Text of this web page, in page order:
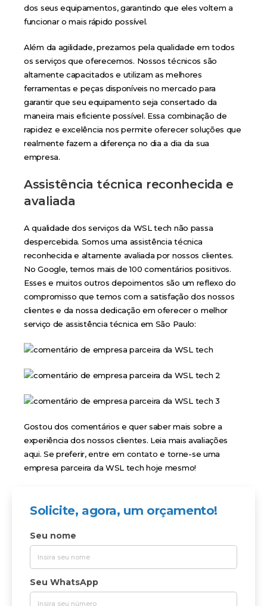
dos seus equipamentos, garantindo que eles voltem a
funcionar o mais rápido possível.
Além da agilidade, prezamos pela qualidade em todos
os serviços que oferecemos. Nossos técnicos são
altamente capacitados e utilizam as melhores
ferramentas e peças disponíveis no mercado para
garantir que seu equipamento seja consertado da
maneira mais eficiente possível. Essa combinação de
rapidez e excelência nos permite oferecer soluções que
realmente fazem a diferença no dia a dia da sua
empresa.
Assistência técnica reconhecida e
avaliada
A qualidade dos serviços da WSL tech não passa
despercebida. Somos uma assistência técnica
reconhecida e altamente avaliada por nossos clientes.
No Google, temos mais de 100 comentários positivos.
Esses e muitos outros depoimentos são um reflexo do
compromisso que temos com a satisfação dos nossos
clientes e da nossa dedicação em oferecer o melhor
serviço de assistência técnica em São Paulo:
Gostou dos comentários e quer saber mais sobre a
experiência dos nossos clientes. Leia mais avaliações
aqui. Se preferir,entre em contato e torne-se uma
empresa parceira da WSL tech hoje mesmo!
Solicite, agora, um orçamento!
Seu nome
Seu WhatsApp